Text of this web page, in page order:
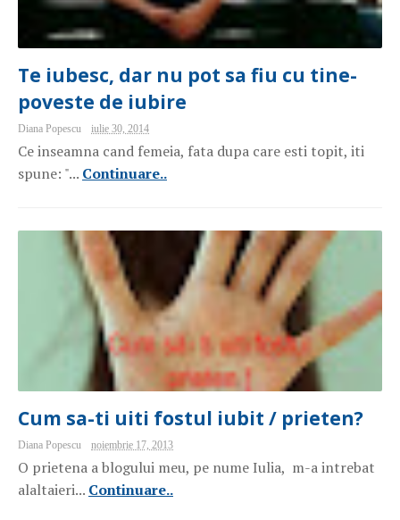
Te iubesc, dar nu pot sa fiu cu tine-
poveste de iubire
Diana Popescu iulie 30, 2014
Ce inseamna cand femeia, fata dupa care esti topit, iti
spune: "... Continuare..
Cum sa-ti uiti fostul iubit / prieten?
Diana Popescu noiembrie 17, 2013
O prietena a blogului meu, pe nume Iulia, m-a intrebat
alaltaieri... Continuare..